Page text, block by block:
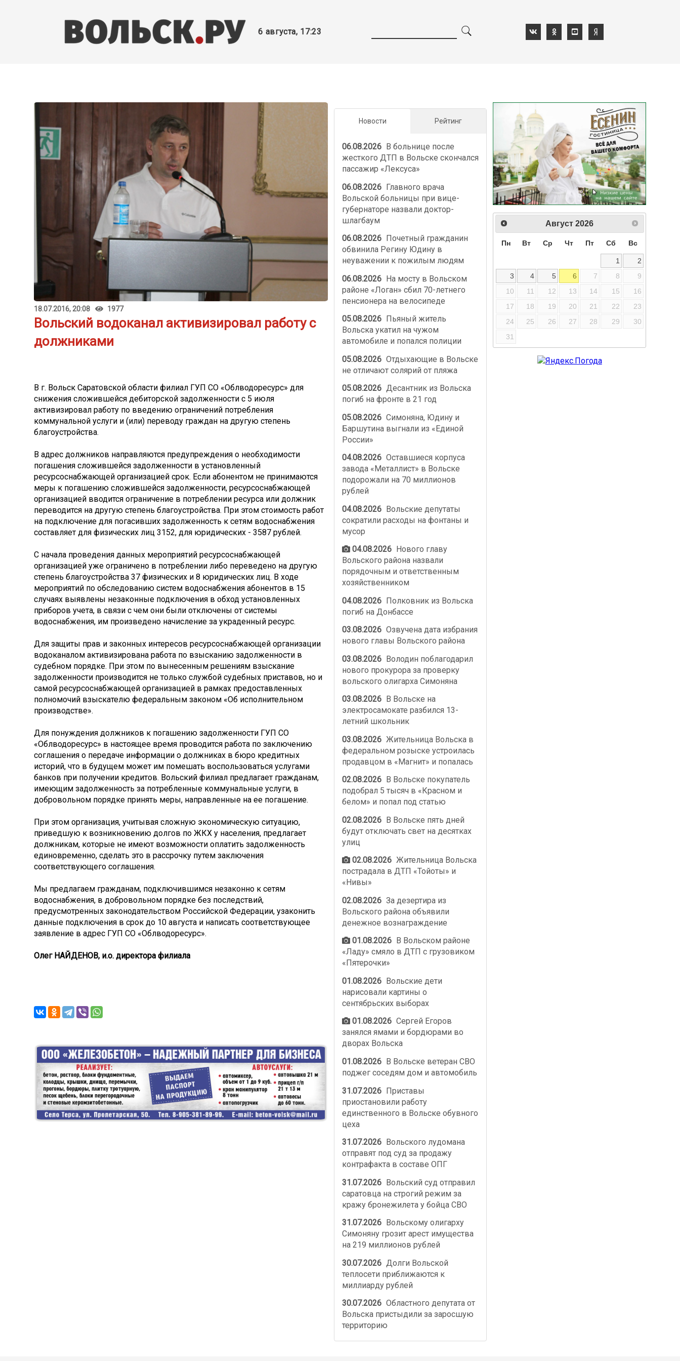
6 августа, 17:23
18.07.2016, 20:08 1977
Вольский водоканал активизировал работу с
должниками
В г. Вольск Саратовской области филиал ГУП СО «Облводоресурс» для
снижения сложившейся дебиторской задолженности с 5 июля
активизировал работу по введению ограничений потребления
коммунальной услуги и (или) переводу граждан на другую степень
благоустройства.
В адрес должников направляются предупреждения о необходимости
погашения сложившейся задолженности в установленный
ресурсоснабжающей организацией срок. Если абонентом не принимаются
меры к погашению сложившейся задолженности, ресурсоснабжающей
организацией вводится ограничение в потреблении ресурса или должник
переводится на другую степень благоустройства. При этом стоимость работ
на подключение для погасивших задолженность к сетям водоснабжения
составляет для физических лиц 3152, для юридических - 3587 рублей.
С начала проведения данных мероприятий ресурсоснабжающей
организацией уже ограничено в потреблении либо переведено на другую
степень благоустройства 37 физических и 8 юридических лиц. В ходе
мероприятий по обследованию систем водоснабжения абонентов в 15
случаях выявлены незаконные подключения в обход установленных
приборов учета, в связи с чем они были отключены от системы
водоснабжения, им произведено начисление за украденный ресурс.
Для защиты прав и законных интересов ресурсоснабжающей организации
водоканалом активизирована работа по взысканию задолженности в
судебном порядке. При этом по вынесенным решениям взыскание
задолженности производится не только службой судебных приставов, но и
самой ресурсоснабжающей организацией в рамках предоставленных
полномочий взыскателю федеральным законом «Об исполнительном
производстве».
Для понуждения должников к погашению задолженности ГУП СО
«Облводоресурс» в настоящее время проводится работа по заключению
соглашения о передаче информации о должниках в бюро кредитных
историй, что в будущем может им помешать воспользоваться услугами
банков при получении кредитов. Вольский филиал предлагает гражданам,
имеющим задолженность за потребленные коммунальные услуги, в
добровольном порядке принять меры, направленные на ее погашение.
При этом организация, учитывая сложную экономическую ситуацию,
приведшую к возникновению долгов по ЖКХ у населения, предлагает
должникам, которые не имеют возможности оплатить задолженность
единовременно, сделать это в рассрочку путем заключения
соответствующего соглашения.
Мы предлагаем гражданам, подключившимся незаконно к сетям
водоснабжения, в добровольном порядке без последствий,
предусмотренных законодательством Российской Федерации, узаконить
данные подключения в срок до 10 августа и написать соответствующее
заявление в адрес ГУП СО «Облводоресурс».
Олег НАЙДЕНОВ, и.о. директора филиала
Новости Рейтинг
06.08.2026 В больнице после
жесткого ДТП в Вольске скончался
пассажир «Лексуса»
06.08.2026 Главного врача
Вольской больницы при вице-
губернаторе назвали доктор-
шлагбаум
06.08.2026
Почетный гражданин
обвинила Регину Юдину в
неуважении к пожилым людям
06.08.2026 На мосту в Вольском
районе «Логан» сбил 70-летнего
пенсионера на велосипеде
05.08.2026
Пьяный житель
Вольска укатил на чужом
автомобиле и попался полиции
05.08.2026 Отдыхающие в Вольске
не отличают солярий от пляжа
05.08.2026 Десантник из Вольска
погиб на фронте в 21 год
05.08.2026 Симоняна, Юдину и
Баршутина выгнали из «Единой
России»
04.08.2026 Оставшиеся корпуса
завода «Металлист» в Вольске
подорожали на 70 миллионов
рублей
04.08.2026 Вольские депутаты
сократили расходы на фонтаны и
мусор
04.08.2026
Нового главу
Вольского района назвали
порядочным и ответственным
хозяйственником
04.08.2026 Полковник из Вольска
погиб на Донбассе
03.08.2026 Озвучена дата избрания
нового главы Вольского района
03.08.2026 Володин поблагодарил
нового прокурора за проверку
вольского олигарха Симоняна
03.08.2026
В Вольске на
электросамокате разбился 13-
летний школьник
03.08.2026 Жительница Вольска в
федеральном розыске устроилась
продавцом в «Магнит» и попалась
02.08.2026
В Вольске покупатель
подобрал 5 тысяч в «Красном и
белом» и попал под статью
02.08.2026 В Вольске пять дней
будут отключать свет на десятках
улиц
02.08.2026 Жительница Вольска
пострадала в ДТП «Тойоты» и
«Нивы»
02.08.2026 За дезертира из
Вольского района объявили
денежное вознаграждение
01.08.2026
В Вольском районе
«Ладу» смяло в ДТП с грузовиком
«Пятерочки»
01.08.2026 Вольские дети
нарисовали картины о
сентябрьских выборах
01.08.2026 Сергей Егоров
занялся ямами и бордюрами во
дворах Вольска
01.08.2026 В Вольске ветеран СВО
поджег соседям дом и автомобиль
31.07.2026 Приставы
приостановили работу
единственного в Вольске обувного
цеха
31.07.2026 Вольского лудомана
отправят под суд за продажу
контрафакта в составе ОПГ
31.07.2026 Вольский суд отправил
саратовца на строгий режим за
кражу бронежилета у бойца СВО
31.07.2026 Вольскому олигарху
Симоняну грозит арест имущества
на 219 миллионов рублей
30.07.2026 Долги Вольской
теплосети приближаются к
миллиарду рублей
30.07.2026 Областного депутата от
Вольска пристыдили за заросшую
территорию
Август 2026
Пн Вт Ср Чт Пт Сб Вс
1
2
3
4 5 6 7 8
9
10
11 12 13 14 15
16
17
18 19 20 21 22
23
24
25 26 27 28 29
30
31